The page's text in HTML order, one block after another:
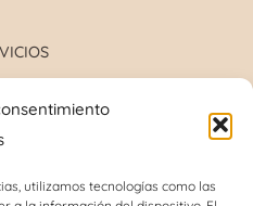
utilizamos tecnologías como las
y colesterol total